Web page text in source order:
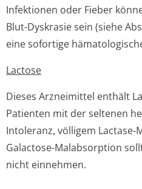
Infektionen oder Fieber
Blut-Dyskrasie sein (siehe
eine sofortige
Lactose
Dieses Arzneimittel enthält
Patienten mit der seltenen
Intoleranz, völligem Lactase-
Galactose-Malabsorption
nicht einnehmen.